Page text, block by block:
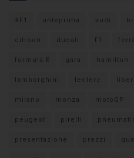
#F1 anteprima audi
citroen ducati F1
formula E gara hamilton
lamborghini leclerc
milano monza motoGP
peugeot pirelli
presentazione prezzi